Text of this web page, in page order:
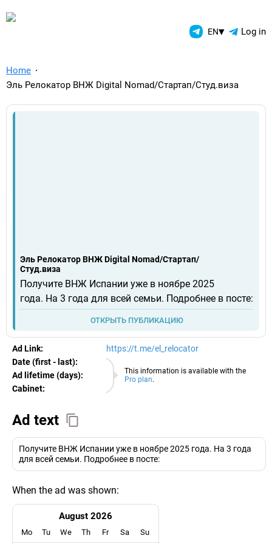
TelegramAds.com — EN▾ Log in
Home
Эль Релокатор ВНЖ Digital Nomad/Стартап/Студ.виза
Эль Релокатор ВНЖ Digital Nomad/Стартап/
Студ.виза
Получите ВНЖ Испании уже в ноябре 2025
года. На 3 года для всей семьи. Подробнее в посте:
ОТКРЫТЬ ПУБЛИКАЦИЮ
Ad Link: https://t.me/el_relocator
This information is available with the
Pro plan.
Date (first - last):
08.08.2026
Ad lifetime (days):
Cabinet:
EURO
Ad text
Получите ВНЖ Испании уже в ноябре 2025 года. На 3 года
для всей семьи. Подробнее в посте:
When the ad was shown:
August 2026
Mo Tu We Th Fr Sa Su